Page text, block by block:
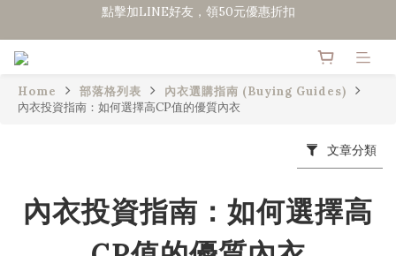
點擊加LINE好友，領50元優惠折扣
Home 部落格列表
內衣選購指南 (Buying Guides)
內衣投資指南：如何選擇高CP值的優質內衣
文章分類
內衣投資指南：如何選擇高